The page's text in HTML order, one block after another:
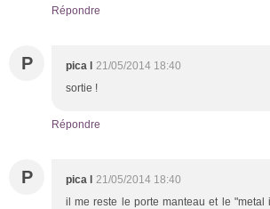
Répondre
P pica l 21/05/2014 18:40
sortie !
Répondre
P pica l 21/05/2014 18:40
il me reste le porte manteau et le "metal